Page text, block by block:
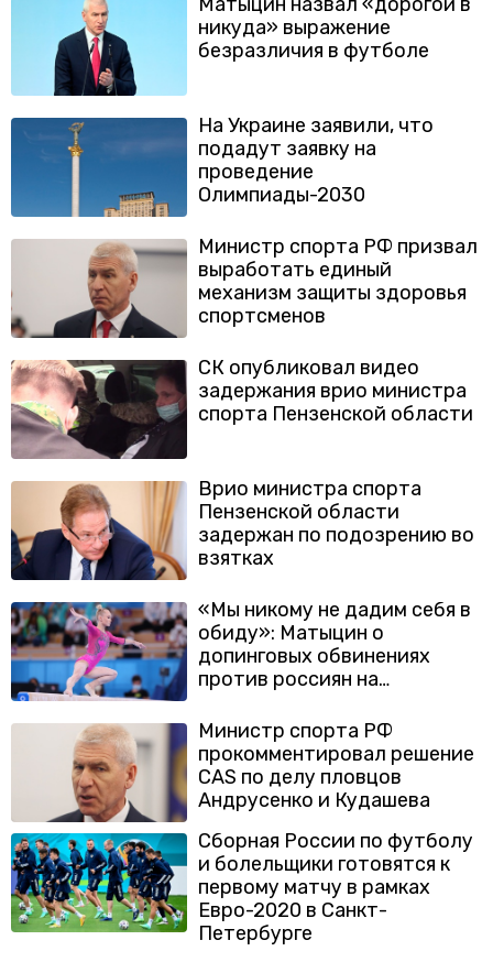
никуда» выражение
безразличия в футболе
На Украине заявили, что
подадут заявку на
проведение
Олимпиады-2030
Министр спорта РФ призвал
выработать единый
механизм защиты здоровья
спортсменов
СК опубликовал видео
задержания врио министра
спорта Пензенской области
Врио министра спорта
Пензенской области
задержан по подозрению во
взятках
«Мы никому не дадим себя в
обиду»: Матыцин о
допинговых обвинениях
против россиян на
Министр спорта РФ
прокомментировал решение
CAS по делу пловцов
Андрусенко и Кудашева
Сборная России по футболу
и болельщики готовятся к
первому матчу в рамках
Евро-2020 в Санкт-
Петербурге